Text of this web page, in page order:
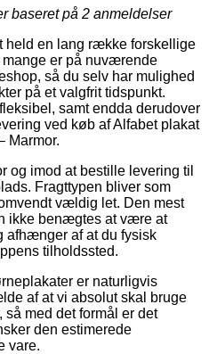
baseret på 2 anmeldelser
held en lang række forskellige
mange er på nuværende
så du selv har mulighed
på et valgfrit tidspunkt.
samt endda derudover
ved køb af Alfabet plakat
Marmor.
og imod at bestille levering til
Fragttypen bliver som
vældig let. Den mest
ikke benægtes at være at
afhænger af at du fysisk
tilholdssted.
er naturligvis
af at vi absolut skal bruge
så med det formål er det
den estimerede
vare.